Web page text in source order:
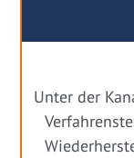
Unter der